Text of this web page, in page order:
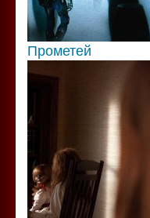
Прометей